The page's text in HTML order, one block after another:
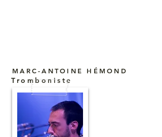
MARC-ANTOINE HÉMOND
Tromboniste